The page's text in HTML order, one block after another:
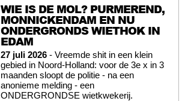
WIE IS DE MOL? PURMEREND,
MONNICKENDAM EN NU
ONDERGRONDS WIETHOK IN
EDAM
27 juli 2026 - Vreemde shit in een klein
gebied in Noord-Holland: voor de 3e x in 3
maanden sloopt de politie - na een
anonieme melding - een
ONDERGRONDSE wietkwekerij.